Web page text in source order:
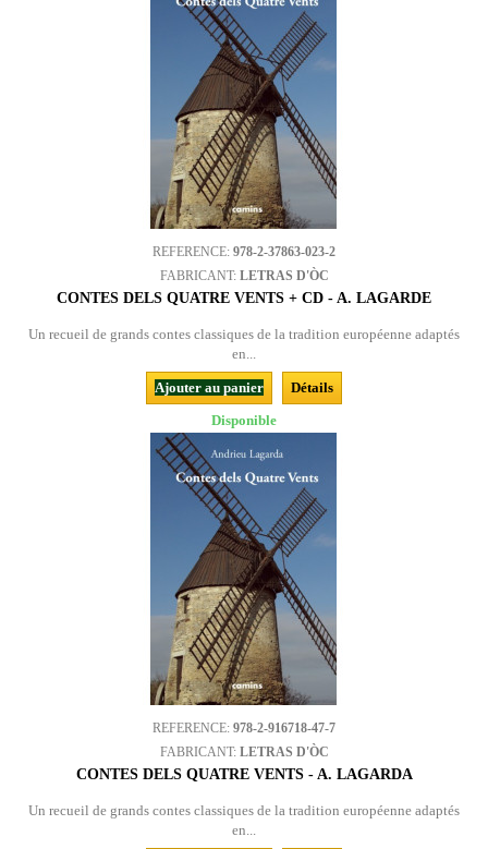
REFERENCE: 978-2-37863-023-2
FABRICANT: LETRAS D'ÒC
CONTES DELS QUATRE VENTS + CD - A. LAGARDE
Un recueil de grands contes classiques de la tradition européenne adaptés
en...
Ajouter au panier
Détails
Disponible
REFERENCE: 978-2-916718-47-7
FABRICANT: LETRAS D'ÒC
CONTES DELS QUATRE VENTS - A. LAGARDA
Un recueil de grands contes classiques de la tradition européenne adaptés
en...